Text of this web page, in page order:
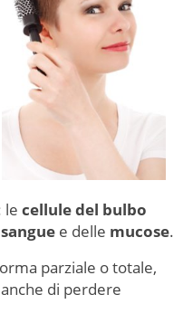
le cellule del bulbo
sangue e delle mucose.
parziale o totale,
di perdere